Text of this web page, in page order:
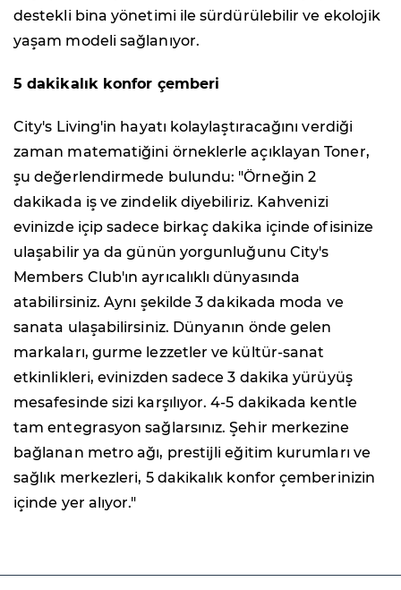
destekli bina yönetimi ile sürdürülebilir ve ekolojik
yaşam modeli sağlanıyor.
5 dakikalık konfor çemberi
City's Living'in hayatı kolaylaştıracağını verdiği
zaman matematiğini örneklerle açıklayan Toner,
şu değerlendirmede bulundu: "Örneğin 2
dakikada iş ve zindelik diyebiliriz. Kahvenizi
evinizde içip sadece birkaç dakika içinde ofisinize
ulaşabilir ya da günün yorgunluğunu City's
Members Club'ın ayrıcalıklı dünyasında
atabilirsiniz. Aynı şekilde 3 dakikada moda ve
sanata ulaşabilirsiniz. Dünyanın önde gelen
markaları, gurme lezzetler ve kültür-sanat
etkinlikleri, evinizden sadece 3 dakika yürüyüş
mesafesinde sizi karşılıyor. 4-5 dakikada kentle
tam entegrasyon sağlarsınız. Şehir merkezine
bağlanan metro ağı, prestijli eğitim kurumları ve
sağlık merkezleri, 5 dakikalık konfor çemberinizin
içinde yer alıyor."